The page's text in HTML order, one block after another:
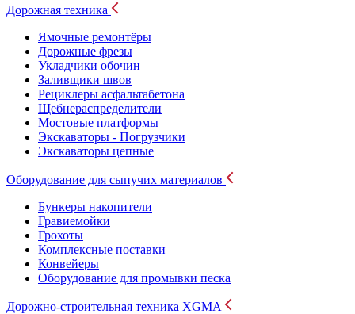
Дорожная техника
Ямочные ремонтёры
Дорожные фрезы
Укладчики обочин
Заливщики швов
Рециклеры асфальтабетона
Щебнераспределители
Мостовые платформы
Экскаваторы - Погрузчики
Экскаваторы цепные
Оборудование для сыпучих материалов
Бункеры накопители
Гравиемойки
Грохоты
Комплексные поставки
Конвейеры
Оборудование для промывки песка
Дорожно-строительная техника XGMA